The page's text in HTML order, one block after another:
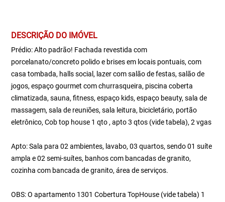
DESCRIÇÃO DO IMÓVEL
Prédio: Alto padrão! Fachada revestida com
porcelanato/concreto polido e brises em locais pontuais, com
casa tombada, halls social, lazer com salão de festas, salão de
jogos, espaço gourmet com churrasqueira, piscina coberta
climatizada, sauna, fitness, espaço kids, espaço beauty, sala de
massagem, sala de reuniões, sala leitura, bicicletário, portão
eletrônico, Cob top house 1 qto , apto 3 qtos (vide tabela), 2 vgas
Apto: Sala para 02 ambientes, lavabo, 03 quartos, sendo 01 suíte
ampla e 02 semi-suítes, banhos com bancadas de granito,
cozinha com bancada de granito, área de serviços.
OBS: O apartamento 1301 Cobertura TopHouse (vide tabela) 1